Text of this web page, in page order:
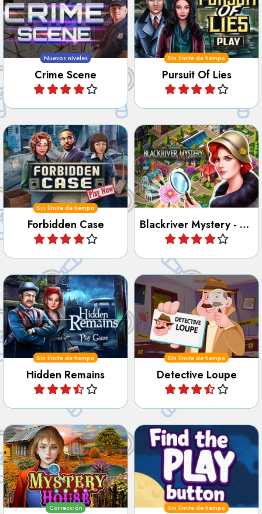
Nuevos niveles
Crime Scene
Encuentra los objetos
ocultos en la escena del
crimen.
Jugar
Sin límite de tiempo
Pursuit Of Lies
Ayuda a los 2 detectives
Donna y Thomas en este
caso.
Jugar
Sin límite de tiempo
Forbidden Case
Resuelve el misterio de un
asesinato en este caso
prohibido.
Jugar Blackriver Mystery - Hidden Objects
Restaura la ciudad de
Blackriver restaurando las
ruinas y resolviendo el
misterio.
Jugar
Sin límite de tiempo
Hidden Remains
Ser un detective y busca la
evidencia oculta.
Jugar
Sin límite de tiempo
Detective Loupe
Ayuda al Detective Loupe en
42 casos diferentes.
Jugar
Corrección
Descubre todos los secretos
de la Casa Misteriosa.
Sin límite de tiempo
Usa las pistas para encontrar
el botón de jugar.